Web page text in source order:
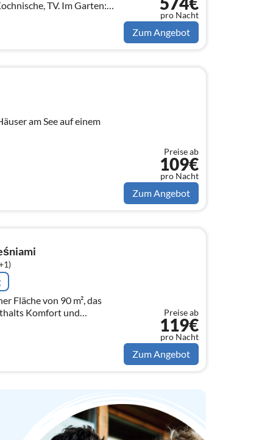
TV. Im Garten:
pro Nacht
Zum Angebot
Preise ab
109€
pro Nacht
Zum Angebot
Fläche von 90 m², das
Komfort und
Preise ab
119€
pro Nacht
Zum Angebot